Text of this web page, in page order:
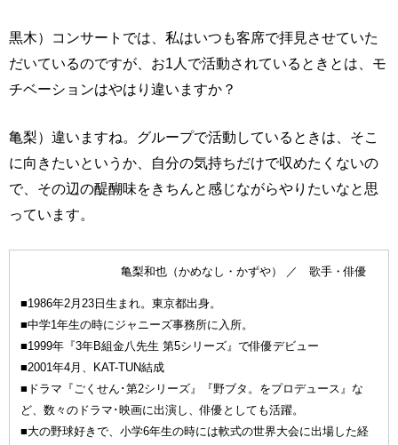
黒木）コンサートでは、私はいつも客席で拝見させていた
だいているのですが、お1人で活動されているときとは、モ
チベーションはやはり違いますか？
亀梨）違いますね。グループで活動しているときは、そこ
に向きたいというか、自分の気持ちだけで収めたくないの
で、その辺の醍醐味をきちんと感じながらやりたいなと思
っています。
亀梨和也（かめなし・かずや） ／ 歌手・俳優
■1986年2月23日生まれ。東京都出身。
■中学1年生の時にジャニーズ事務所に入所。
■1999年『3年B組金八先生 第5シリーズ』で俳優デビュー
■2001年4月、KAT-TUN結成
■ドラマ『ごくせん･第2シリーズ』『野ブタ。をプロデュース』な
ど、数々のドラマ･映画に出演し、俳優としても活躍。
■大の野球好きで、小学6年生の時には軟式の世界大会に出場した経